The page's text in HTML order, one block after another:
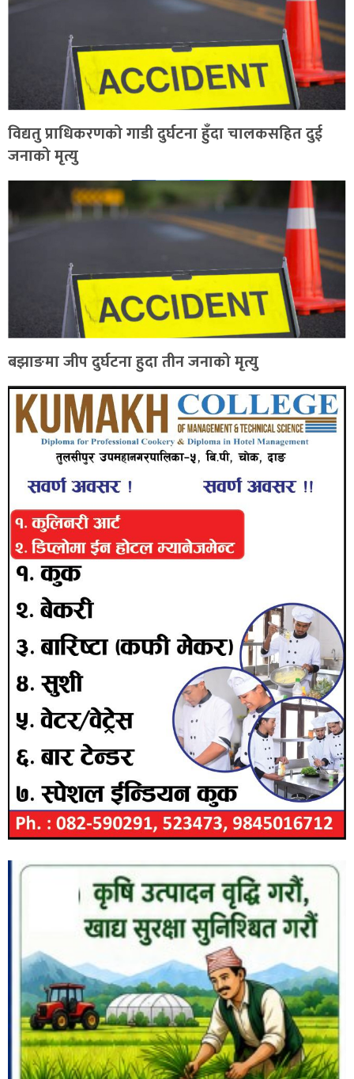
विद्यतु प्राधिकरणको गाडी दुर्घटना हुँदा चालकसहित दुई
जनाको मृत्यु
बझाङमा जीप दुर्घटना हुदा तीन जनाको मृत्यु